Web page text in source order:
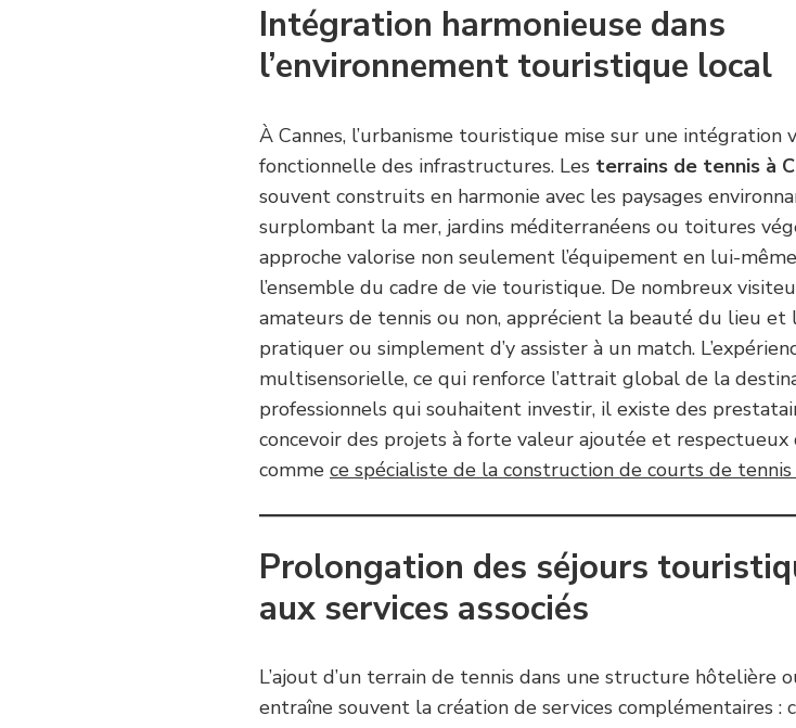
Intégration harmonieuse dans
l’environnement touristique local
À Cannes, l’urbanisme touristique mise sur une intégration
fonctionnelle des infrastructures. Les terrains de tennis à
souvent construits en harmonie avec les paysages
surplombant la mer, jardins méditerranéens ou toitures
approche valorise non seulement l’équipement en lui-
l’ensemble du cadre de vie touristique. De nombreux
amateurs de tennis ou non, apprécient la beauté du lieu et
pratiquer ou simplement d’y assister à un match.
multisensorielle, ce qui renforce l’attrait global de la
professionnels qui souhaitent investir, il existe des
concevoir des projets à forte valeur ajoutée et
comme ce spécialiste de la construction de courts de tennis
Prolongation des séjours
aux services associés
L’ajout d’un terrain de tennis dans une structure hôtelière
entraîne souvent la création de services complémentaires :